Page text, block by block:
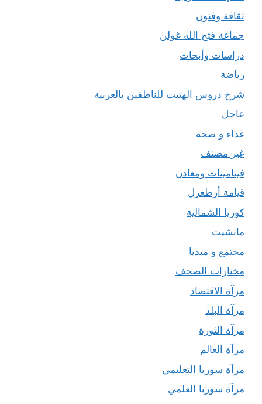
ثقافة وفنون
جماعة فتح الله غولن
دراسات وأبحاث
رياضة
شرح دروس الهتيت للناطقين بالعربية
عاجل
غذاء و صحة
غير مصنف
فيتامينات ومعادن
قيامة أرطغرل
كوريا الشمالية
مانشيت
مجتمع و ميديا
مختارات الصحف
مرآة الاقتصاد
مرآة البلد
مرآة الثورة
مرآة العالم
مرآة سوريا التعليمي
مرآة سوريا العلمي